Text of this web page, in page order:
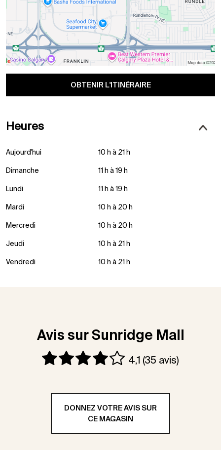
OBTENIR L'ITINÉRAIRE
Heures
Aujourd'hui 10 h à 21 h
Dimanche 11 h à 19 h
Lundi 11 h à 19 h
Mardi 10 h à 20 h
Mercredi 10 h à 20 h
Jeudi 10 h à 21 h
Vendredi 10 h à 21 h
Avis sur Sunridge Mall
4,1 (35 avis)
DONNEZ VOTRE AVIS SUR
CE MAGASIN